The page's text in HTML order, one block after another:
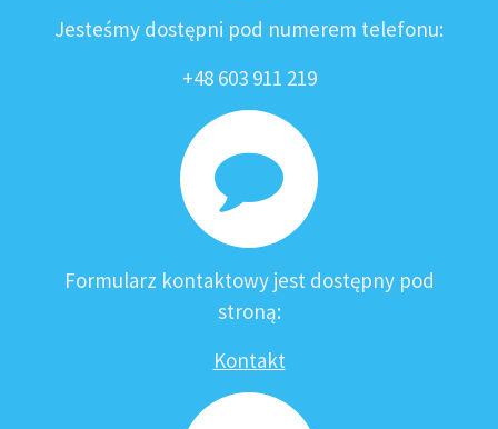
Jesteśmy dostępni pod numerem telefonu:
+48 603 911 219
Formularz kontaktowy jest dostępny pod
stroną:
Kontakt